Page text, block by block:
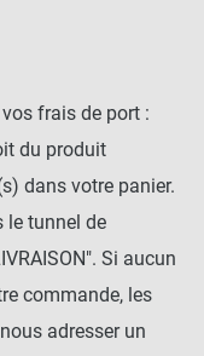
frais de port :
du produit
dans votre panier.
le tunnel de
Si aucun
commande, les
adresser un